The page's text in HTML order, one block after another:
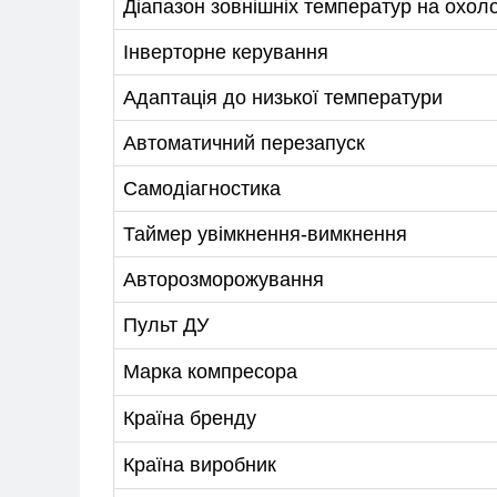
Діапазон зовнішніх температур на
Інверторне керування
Адаптація до низької температури
Автоматичний перезапуск
Самодіагностика
Таймер увімкнення-вимкнення
Авторозморожування
Пульт ДУ
Марка компресора
Країна бренду
Країна виробник